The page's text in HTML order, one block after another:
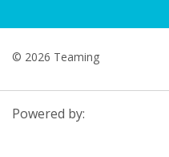
© 2026 Teaming
Powered by: